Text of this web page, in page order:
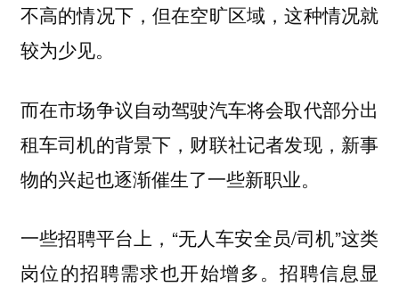
不高的情况下，但在空旷区域，这种情况就
较为少见。
而在市场争议自动驾驶汽车将会取代部分出
租车司机的背景下，财联社记者发现，新事
物的兴起也逐渐催生了一些新职业。
一些招聘平台上，“无人车安全员/司机”这类
岗位的招聘需求也开始增多。招聘信息显